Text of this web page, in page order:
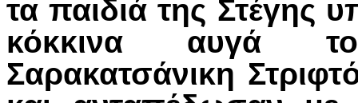
τα παιδιά της Στέγης
κόκκινα αυγά
Σαρακατσάνικη